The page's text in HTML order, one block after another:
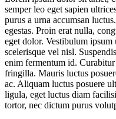
semper leo eget sapien
purus a urna accumsan
egestas. Proin erat nulla,
eget dolor. Vestibulum ipsum
scelerisque vel nisl.
enim fermentum id.
fringilla. Mauris luctus
ac. Aliquam luctus posuere
ligula, eget luctus diam
tortor, nec dictum purus